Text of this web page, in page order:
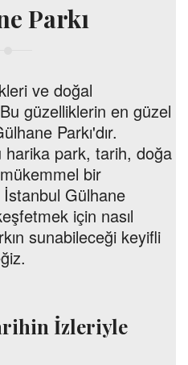
Parkı
ve doğal
güzelliklerin en güzel
Parkı'dır.
park, tarih, doğa
bir
İstanbul Gülhane
için nasıl
sunabileceği keyifli
İzleriyle